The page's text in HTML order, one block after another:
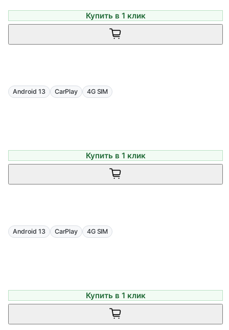
Купить в 1 клик
Android 13 CarPlay 4G SIM
Купить в 1 клик
Android 13 CarPlay 4G SIM
Купить в 1 клик